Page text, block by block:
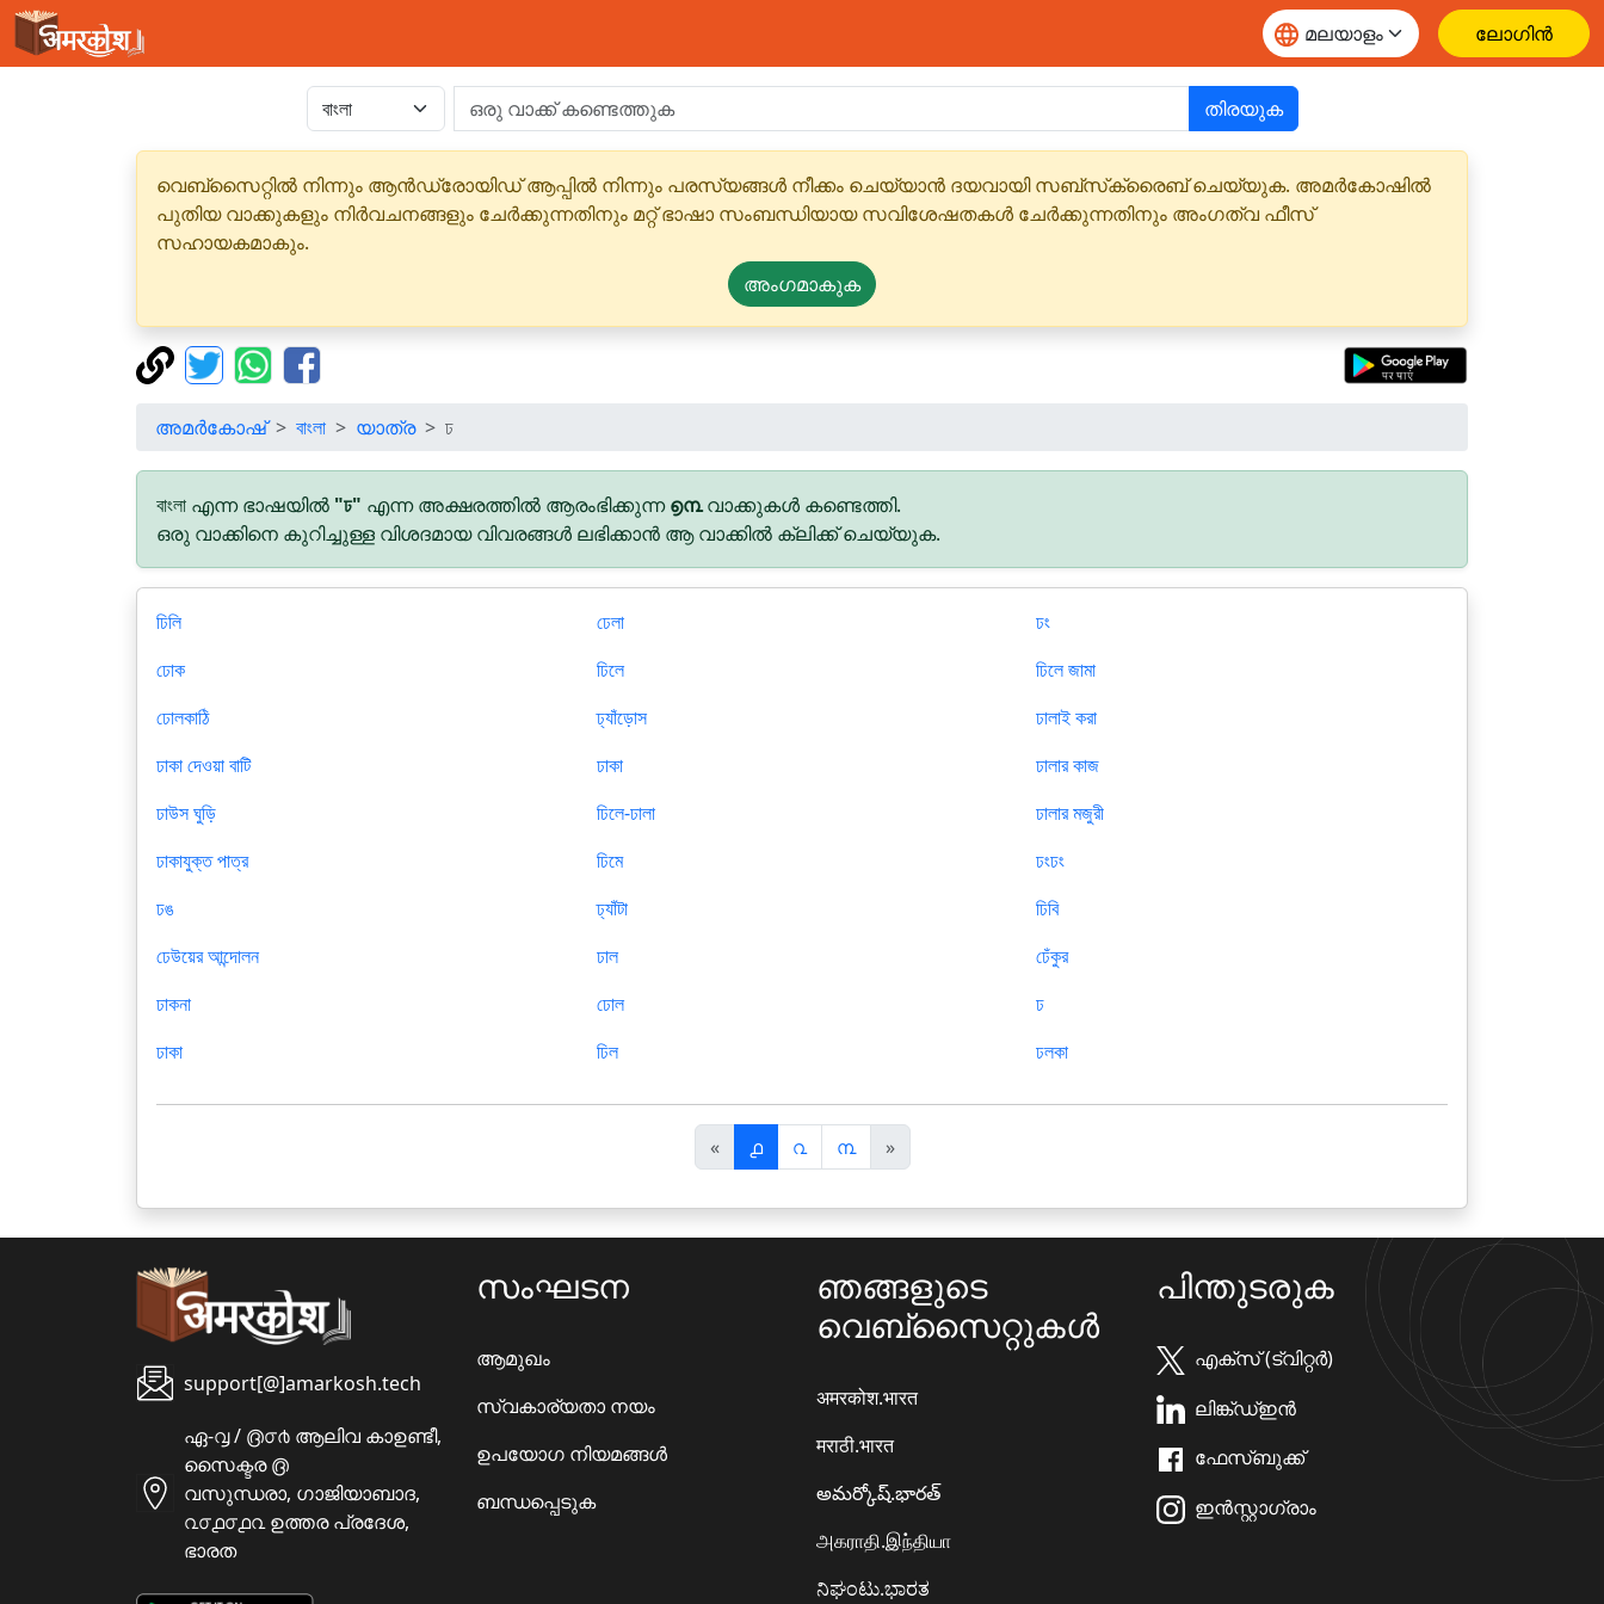
ലോഗിൻ
തിരയുക
വെബ്‌സൈറ്റിൽ നിന്നും ആൻഡ്രോയിഡ് ആപ്പിൽ നിന്നും പരസ്യങ്ങൾ നീക്കം ചെയ്യാൻ ദയവായി സബ്‌സ്‌ക്രൈബ് ചെയ്യുക. അമർകോഷിൽ
പുതിയ വാക്കുകളും നിർവചനങ്ങളും ചേർക്കുന്നതിനും മറ്റ് ഭാഷാ സംബന്ധിയായ സവിശേഷതകൾ ചേർക്കുന്നതിനും അംഗത്വ ഫീസ്
സഹായകമാകും.
അംഗമാകുക
അമർകോഷ് বাংলা യാത്ര ঢ
বাংলা എന്ന ഭാഷയിൽ "ঢ" എന്ന അക്ഷരത്തിൽ ആരംഭിക്കുന്ന൭൩വാക്കുകൾ കണ്ടെത്തി.
ഒരു വാക്കിനെ കുറിച്ചുള്ള വിശദമായ വിവരങ്ങൾ ലഭിക്കാൻ ആ വാക്കിൽ ക്ലിക്ക് ചെയ്യുക.
ঢিলি
ঢোক
ঢোলকাঠি
ঢাকা দেওয়া বাটি
ঢাউস ঘুড়ি
ঢাকাযুক্ত পাত্র
ঢঙ
ঢেউয়ের আন্দোলন
ঢাকনা
ঢাকা
ঢেলা
ঢিলে
ঢ্যাঁড়োস
ঢাকা
ঢিলে-ঢালা
ঢিমে
ঢ্যাঁটা
ঢাল
ঢোল
ঢিল
ঢং
ঢিলে জামা
ঢালাই করা
ঢালার কাজ
ঢালার মজুরী
ঢংঢং
ঢিবি
ঢেঁকুর
ঢ
ঢলকা
«पि
छ
ला
൧ ൨ ൩ »अ
ग
ला
support[@]amarkosh.tech
ഏ-൮ / ൫൦൪ ആലിവ കാഉണ്ടീ,
സൈക്ടര ൫
വസുന്ധരാ, ഗാജിയാബാദ,
൨൦൧൦൧൨ ഉത്തര പ്രദേശ,
ഭാരത
സംഘടന
ആമുഖം
സ്വകാര്യതാ നയം
ഉപയോഗ നിയമങ്ങൾ
ബന്ധപ്പെടുക
ഞങ്ങളുടെ
വെബ്സൈറ്റുകൾ
अमरकोश.भारत
मराठी.भारत
అమర్కోష్.భారత్
அகராதி.இந்தியா
ನಿಘಂಟು.ಭಾರತ
പിന്തുടരുക
എക്സ് (ട്വിറ്റർ)
ലിങ്ക്ഡ്ഇൻ
ഫേസ്ബുക്ക്
ഇൻസ്റ്റാഗ്രാം